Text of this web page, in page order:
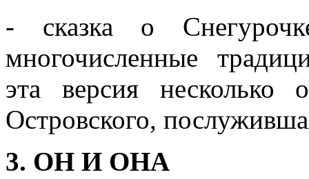
- сказка о
многочисленные
эта версия
Островского,
3. ОН И ОНА